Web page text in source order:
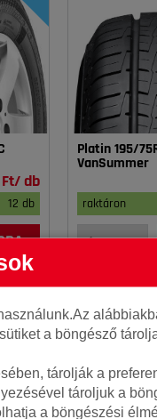
db
12 db
Platin 195/
VanSummer
raktáron
a böngésző
tárolják a
tároljuk a
a böngészési